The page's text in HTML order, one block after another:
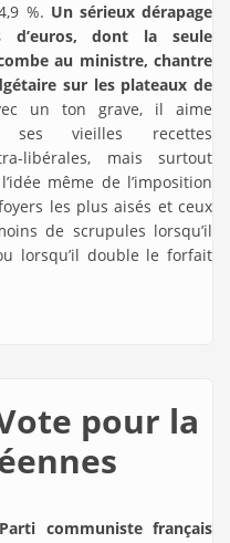
%. Un sérieux dérapage
d’euros, dont la seule
au ministre, chantre
sur les plateaux de
un ton grave, il aime
ses vieilles recettes
libérales, mais surtout
même de l’imposition
les plus aisés et ceux
de scrupules lorsqu’il
lorsqu’il double le forfait
pour la
communiste français